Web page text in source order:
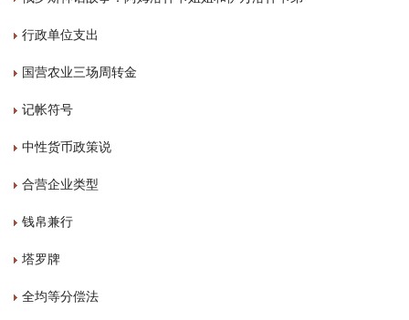
行政单位支出
国营农业三场周转金
记帐符号
中性货币政策说
合营企业类型
钱帛兼行
塔罗牌
全均等分偿法